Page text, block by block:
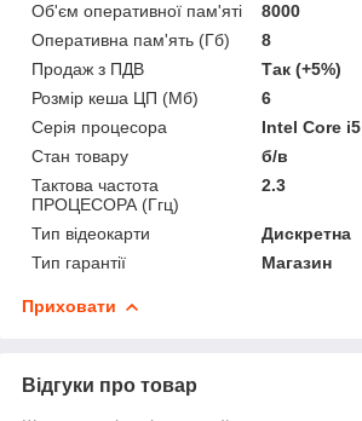
Об'єм оперативної пам'яті
8000
Оперативна пам'ять (Гб)
8
Продаж з ПДВ
Так (+5%)
Розмір кеша ЦП (Мб)
6
Серія процесора
Intel Core i5
Стан товару
б/в
Тактова частота
ПРОЦЕСОРА (Ггц)
2.3
Тип відеокарти
Дискретна
Тип гарантії
Магазин
Приховати
Відгуки про товар